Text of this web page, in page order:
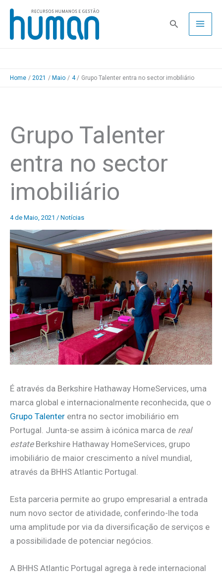
Skip
content
Pesquisa
Home 2021 Maio 4 Grupo Talenter entra no sector imobiliário
Grupo Talenter
entra no sector
imobiliário
4 de Maio, 2021 / Notícias
É através da Berkshire Hathaway HomeServices, uma
marca global e internacionalmente reconhecida, que o
Grupo Talenter entra no sector imobiliário em
Portugal. Junta-se assim à icónica marca de real
estateBerkshire Hathaway HomeServices, grupo
imobiliário de maior crescimento a nível mundial,
através da BHHS Atlantic Portugal.
Esta parceria permite ao grupo empresarial a entrada
num novo sector de atividade, conferindo-lhe toda
uma amplitude por via da diversificação de serviços e
a possibilidade de potenciar negócios.
A BHHS Atlantic Portugal agrega à rede internacional